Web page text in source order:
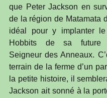
que Peter Jackson en
de la région de Matamata
idéal pour y implanter
Hobbits de sa future
Seigneur des Anneaux.
terrain de la ferme d’un
la petite histoire, il
Jackson ait sonné à la